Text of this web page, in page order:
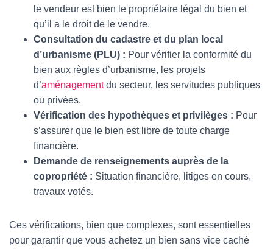
le vendeur est bien le propriétaire légal du bien et
qu’il a le droit de le vendre.
Consultation du cadastre et du plan local
d’urbanisme (PLU) : Pour vérifier la conformité du
bien aux règles d’urbanisme, les projets
d’aménagementdu secteur, les servitudes publiques
ou privées.
Vérification des hypothèques et privilèges : Pour
s’assurer que le bien est libre de toute charge
financière.
Demande de renseignements auprès de la
copropriété : Situation financière, litiges en cours,
travaux votés.
Ces vérifications, bien que complexes, sont essentielles
pour garantir que vous achetez un bien sans vice caché